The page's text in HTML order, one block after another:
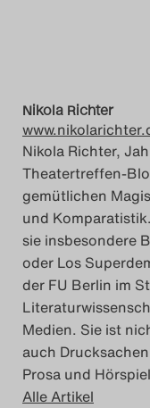
Nikola Richter
Nikola Richter,
Theatertreffen-
gemütlichen
und
sie insbesondere
oder Los
der FU Berlin im
Medien. Sie ist
auch
Prosa und
Alle Artikel